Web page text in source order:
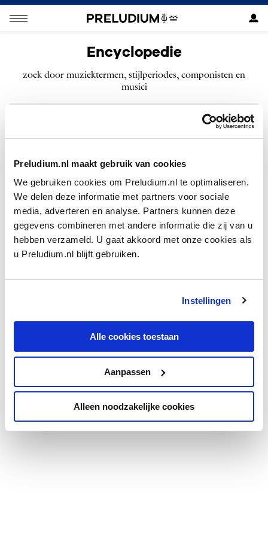
Preludium.nl maakt gebruik van cookies
We gebruiken cookies om Preludium.nl te optimaliseren.
We delen deze informatie met partners voor sociale
media, adverteren en analyse. Partners kunnen deze
gegevens combineren met andere informatie die zij van u
hebben verzameld. U gaat akkoord met onze cookies als
u Preludium.nl blijft gebruiken.
Instellingen
Alle cookies toestaan
Aanpassen
Alleen noodzakelijke cookies
Encyclopedie
zoek door muziektermen, stijlperiodes, componisten en
musici
ZOEKEN
Geen resultaten gevonden voor “”.